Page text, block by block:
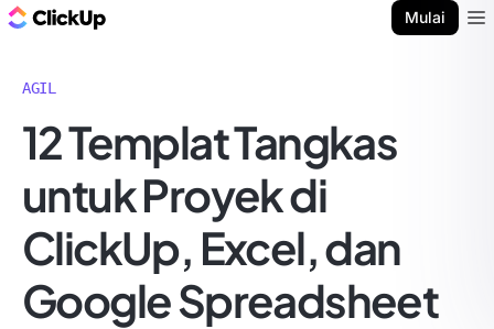
Mulai
AGIL
12 Templat Tangkas
untuk Proyek di
ClickUp, Excel, dan
Google Spreadsheet